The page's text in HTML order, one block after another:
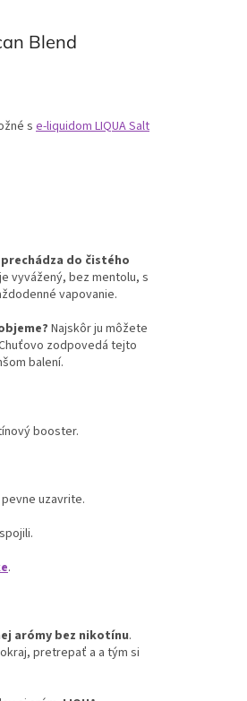
Blend
s e-liquidom LIQUA Salt
do čistého
vyvážený, bez mentolu, s
vapovanie.
Najskôr ju môžete
zodpovedá tejto
balení.
booster.
uzavrite.
.
arómy bez nikotínu.
pretrepať a a tým si